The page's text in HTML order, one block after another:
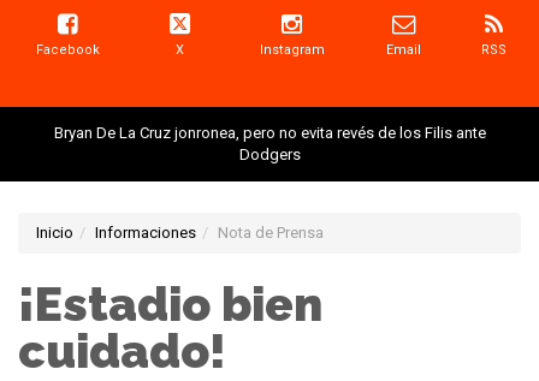
Facebook X Instagram Email RSS
Bryan De La Cruz jonronea, pero no evita revés de los Filis ante
Dodgers
Inicio Informaciones Nota de Prensa
¡Estadio bien
cuidado!